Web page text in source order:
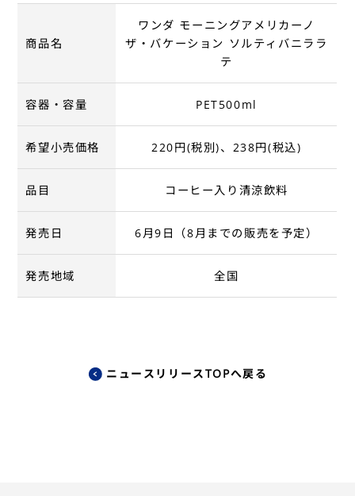
商品名
ワンダ モーニングアメリカーノ
ザ・バケーション ソルティバニララ
テ
容器・容量 PET500ml
希望小売価格 220円(税別)、238円(税込)
品目 コーヒー入り清涼飲料
発売日 6月9日（8月までの販売を予定）
発売地域 全国
ニュースリリースTOPへ戻る